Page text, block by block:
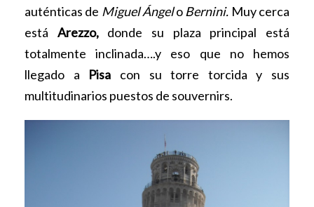
auténticas de Miguel Ángelo Bernini. Muy cerca
está Arezzo,donde su plaza principal está
totalmente inclinada….y eso que no hemos
llegado a Pisa con su torre torcida y sus
multitudinarios puestos de souvernirs.